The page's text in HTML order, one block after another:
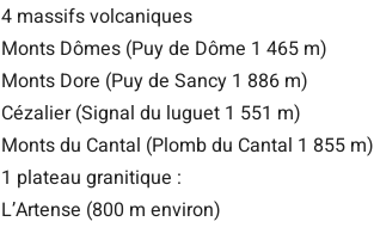
4 massifs volcaniques
Monts Dômes (Puy de Dôme 1 465 m)
Monts Dore (Puy de Sancy 1 886 m)
Cézalier (Signal du luguet 1 551 m)
Monts du Cantal (Plomb du Cantal 1 855 m)
1 plateau granitique :
L’Artense (800 m environ)